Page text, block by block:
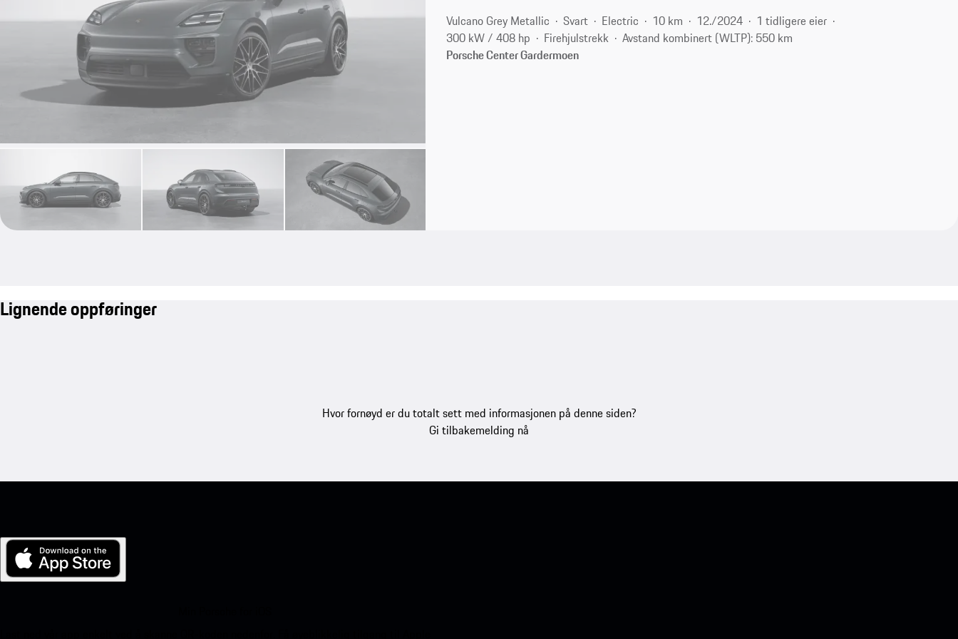
Vulcano Grey Metallic Svart Electric 10 km 12./2024
1 tidligere eier
300 kW / 408 hp
Firehjulstrekk
Avstand kombinert (WLTP): 550 km
Porsche Center Gardermoen
Lignende oppføringer
Hvor fornøyd er du totalt sett med informasjonen på denne siden?
Gi tilbakemelding nå